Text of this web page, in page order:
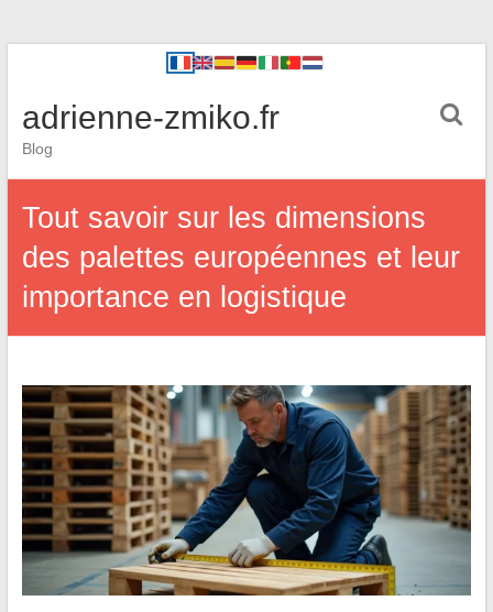
adrienne-zmiko.fr
Blog
Tout savoir sur les dimensions
des palettes européennes et leur
importance en logistique